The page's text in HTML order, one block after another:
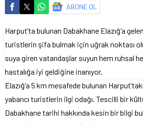
ABONE OL
Harput’ta bulunan Dabakhane Elazığ’a
turistlerin şifa bulmak için uğrak noktası
suya giren vatandaşlar suyun hem ruhsal
hastalığa iyi geldiğine inanıyor.
Elazığ’a 5 km mesafede bulunan
yabancı turistlerin ilgi odağı. Tescilli bir
Dabakhane tarihi hakkında kesin bir bilgi